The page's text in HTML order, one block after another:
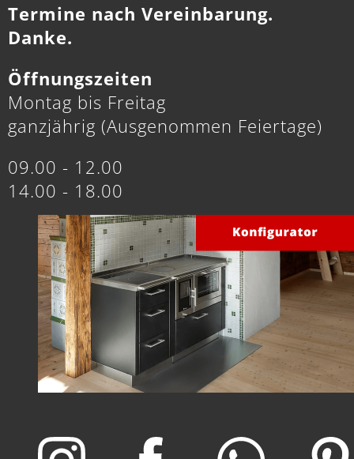
Termine nach Vereinbarung.
Danke.
Öffnungszeiten
Montag bis Freitag
ganzjährig (Ausgenommen Feiertage)
09.00 - 12.00
14.00 - 18.00